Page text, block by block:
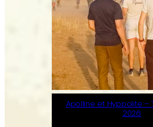
Apolline et Hyppolite –
2026